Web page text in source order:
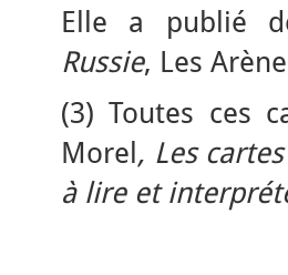
Elle a publié
Russie, Les
(3) Toutes ces
Morel , Les
à lire et